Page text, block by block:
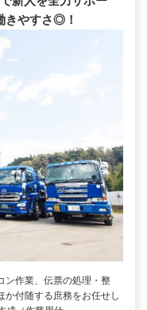
きやすさ◎！
ン作業、伝票の処理・整
か付随する庶務をお任せし